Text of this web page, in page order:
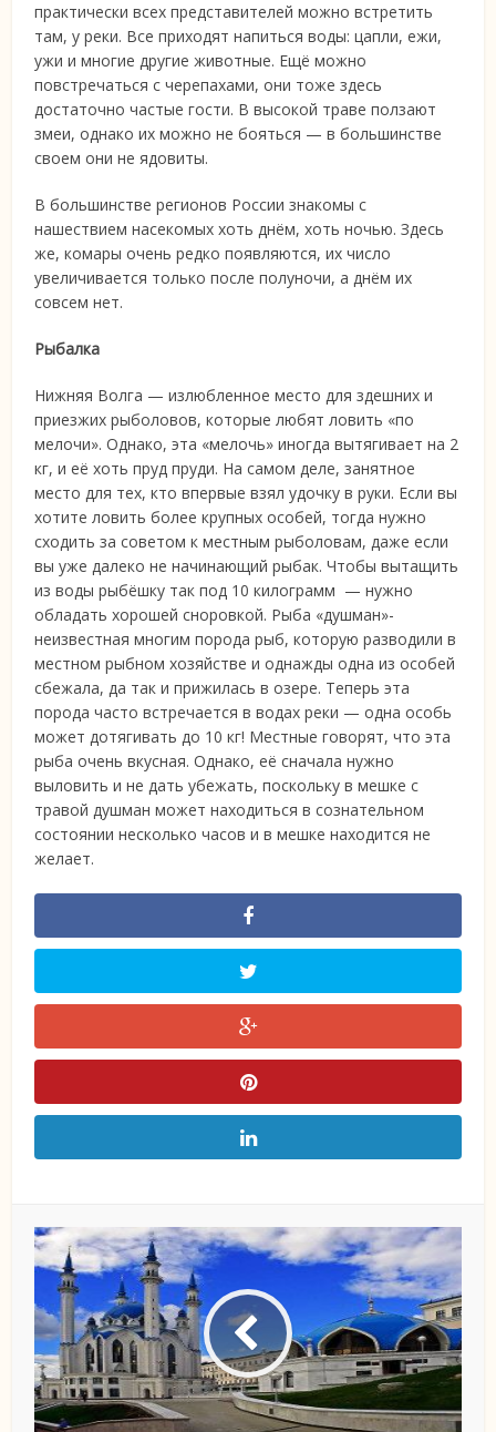
практически всех представителей можно встретить
там, у реки. Все приходят напиться воды: цапли, ежи,
ужи и многие другие животные. Ещё можно
повстречаться с черепахами, они тоже здесь
достаточно частые гости. В высокой траве ползают
змеи, однако их можно не бояться — в большинстве
своем они не ядовиты.
В большинстве регионов России знакомы с
нашествием насекомых хоть днём, хоть ночью. Здесь
же, комары очень редко появляются, их число
увеличивается только после полуночи, а днём их
совсем нет.
Рыбалка
Нижняя Волга — излюбленное место для здешних и
приезжих рыболовов, которые любят ловить «по
мелочи». Однако, эта «мелочь» иногда вытягивает на 2
кг, и её хоть пруд пруди. На самом деле, занятное
место для тех, кто впервые взял удочку в руки. Если вы
хотите ловить более крупных особей, тогда нужно
сходить за советом к местным рыболовам, даже если
вы уже далеко не начинающий рыбак. Чтобы вытащить
из воды рыбёшку так под 10 килограмм — нужно
обладать хорошей сноровкой. Рыба «душман»-
неизвестная многим порода рыб, которую разводили в
местном рыбном хозяйстве и однажды одна из особей
сбежала, да так и прижилась в озере. Теперь эта
порода часто встречается в водах реки — одна особь
может дотягивать до 10 кг! Местные говорят, что эта
рыба очень вкусная. Однако, её сначала нужно
выловить и не дать убежать, поскольку в мешке с
травой душман может находиться в сознательном
состоянии несколько часов и в мешке находится не
желает.